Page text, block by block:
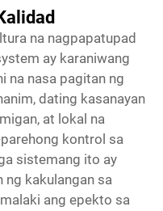
na nagpapatupad
ay karaniwang
na nasa pagitan ng
dating kasanayan
at lokal na
kontrol sa
sistemang ito ay
ng kakulangan sa
ang epekto sa